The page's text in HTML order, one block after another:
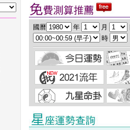
國曆 年 月
時